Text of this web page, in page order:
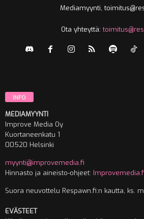
Mediamyynti,
Ota yhteyttä:
INFO
MEDIAMYYNTI
Improve Media Oy
Kuortaneenkatu 1
00520 Helsinki
myynti@improvemedia.fi
Hinnasto ja aineisto-ohjeet:
Suora neuvottelu Respawn.fi:n kautta, ks.
EVÄSTEET